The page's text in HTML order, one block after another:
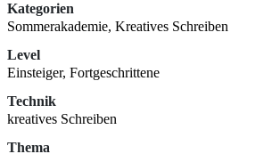
Kategorien
Sommerakademie, Kreatives Schreiben
Level
Einsteiger, Fortgeschrittene
Technik
kreatives Schreiben
Thema